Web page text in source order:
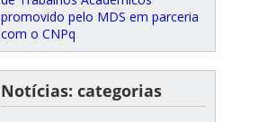
promovido pelo MDS em parceria
com o CNPq
Notícias: categorias